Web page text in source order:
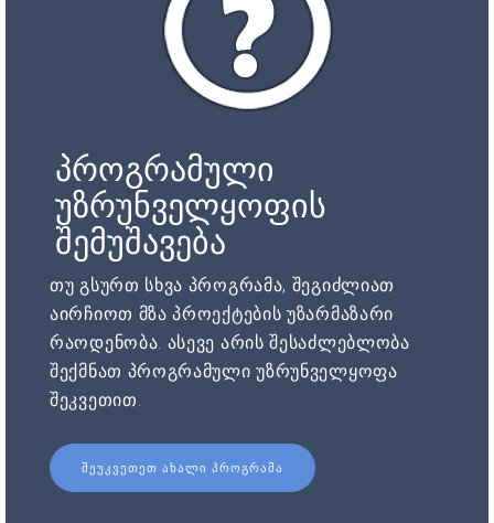
პროგრამული
უზრუნველყოფის
შემუშავება
თუ გსურთ სხვა პროგრამა, შეგიძლიათ
აირჩიოთ მზა პროექტების უზარმაზარი
რაოდენობა. ასევე არის შესაძლებლობა
შექმნათ პროგრამული უზრუნველყოფა
შეკვეთით.
ᲨᲔᲣᲙᲕᲔᲗᲔᲗ ᲐᲮᲐᲚᲘ ᲞᲠᲝᲒᲠᲐᲛᲐ